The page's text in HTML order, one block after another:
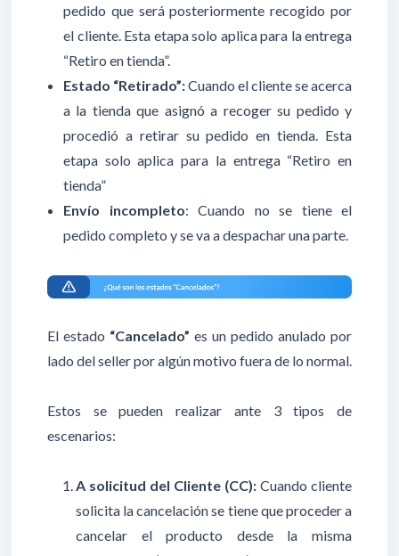
pedido que será posteriormente recogido por
el cliente. Esta etapasolo aplica para la entrega
“Retiro en tienda”.
Estado “Retirado”:Cuando el cliente se acerca
a la tienda que asignó a recoger su pedido y
procedió a retirar su pedido en tienda. Esta
etapa solo aplica para la entrega “Retiro en
tienda”
Envío incompleto: Cuando no se tiene el
pedido completo y se va a despachar una parte.
El estado “Cancelado” es un pedido anulado por
lado del seller por algún motivo fuera de lo normal.
Estos se pueden realizar ante 3 tipos de
escenarios:
A solicitud del Cliente (CC): Cuando cliente
solicita la cancelación se tiene que proceder a
cancelar el producto desde la misma